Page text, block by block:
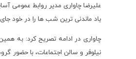
علیرضا چاواری مدیر روابط عمومی
یاد ماندنی ترین شب ها را در خود
چاواری در ادامه تصریح کرد: به
نیلوفر و سالن اجتماعات، با حضور